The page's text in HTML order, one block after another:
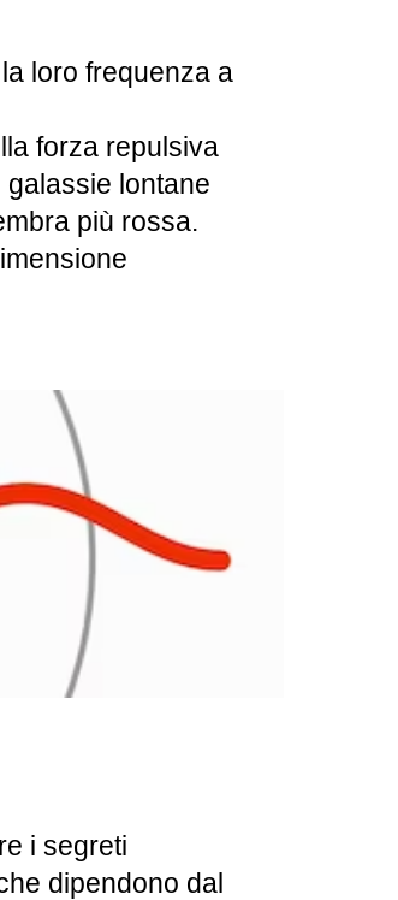
loro frequenza a
forza repulsiva
lontane
più rossa.
i segreti
dipendono dal